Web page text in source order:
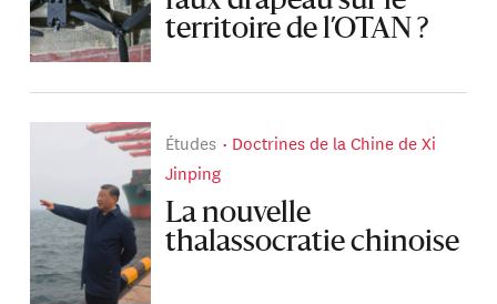
territoire de l’OTAN ?
Études
Doctrines de la Chine de Xi
Jinping
La nouvelle
thalassocratie chinoise